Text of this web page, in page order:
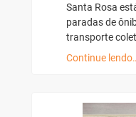
Santa Rosa
paradas de
transporte
Continue